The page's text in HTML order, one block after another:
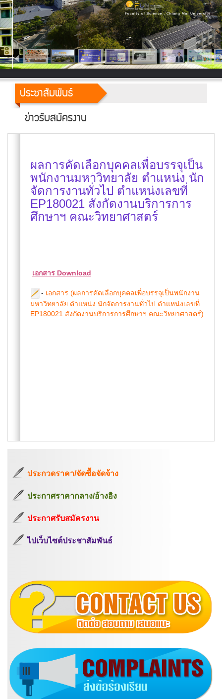
ประชาสัมพันธ์
ข่าวรับสมัครงาน
ผลการคัดเลือกบุคคลเพื่อบรรจุเป็น
พนักงานมหาวิทยาลัย ตำแหน่ง นัก
จัดการงานทั่วไป ตำแหน่งเลขที่
EP180021 สังกัดงานบริการการ
ศึกษาฯ คณะวิทยาศาสตร์
เอกสาร Download
- เอกสาร (ผลการคัดเลือกบุคคลเพื่อบรรจุเป็นพนักงาน
มหาวิทยาลัย ตำแหน่ง นักจัดการงานทั่วไป ตำแหน่งเลขที่
EP180021 สังกัดงานบริการการศึกษาฯ คณะวิทยาศาสตร์)
ประกวดราคา/จัดซื้อจัดจ้าง
ประกาศราคากลาง/อ้างอิง
ประกาศรับสมัครงาน
ไปเว็บไซต์ประชาสัมพันธ์